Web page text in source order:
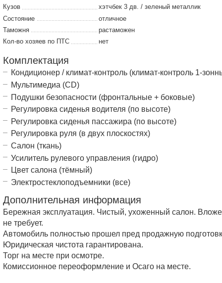
Кузов
хэтчбек 3 дв. / зеленый металлик
Состояние
отличное
Таможня
растаможен
Кол-во хозяев по ПТС
нет
Комплектация
Кондиционер / климат-контроль (климат-контроль 1-
Мультимедиа (CD)
Подушки безопасности (фронтальные + боковые)
Регулировка сиденья водителя (по высоте)
Регулировка сиденья пассажира (по высоте)
Регулировка руля (в двух плоскостях)
Салон (ткань)
Усилитель рулевого управления (гидро)
Цвет салона (тёмный)
Электростеклоподъемники (все)
Дополнительная информация
Бережная эксплуатация. Чистый, ухоженный салон.
не требует.
Автомобиль полностью прошел пред продажную
Юридическая чистота гарантирована.
Торг на месте при осмотре.
Комиссионное переоформление и Осаго на месте.